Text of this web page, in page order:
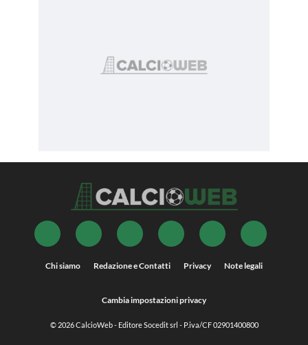
Chi siamo Redazione e Contatti Privacy Note legali
Cambia impostazioni privacy
© 2026CalcioWeb- Editore Socedit srl - P.iva/CF 02901400800